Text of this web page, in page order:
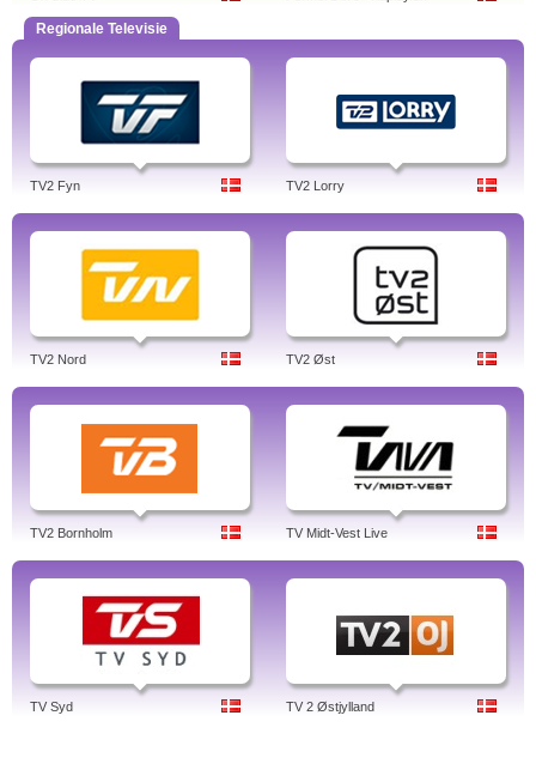
Regionale Televisie
TV2 Fyn TV2 Lorry
TV2 Nord TV2 Øst
TV2 Bornholm TV Midt-Vest Live
TV Syd TV 2 Østjylland